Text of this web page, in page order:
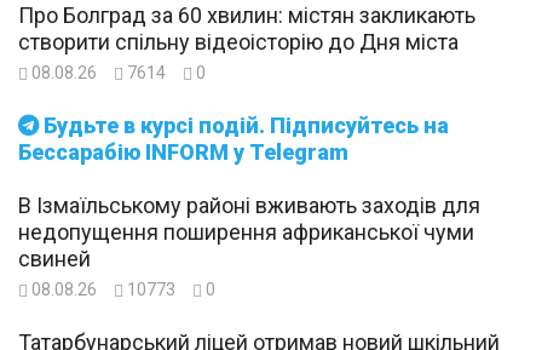
Будьте в курсі подій. Підписуйтесь на
Бессарабію INFORM у Telegram
Про Болград за 60 хвилин: містян закликають
створити спільну відеоісторію до Дня міста
08.08.26 7614 0
В Ізмаїльському районі вживають заходів для
недопущення поширення африканської чуми
свиней
08.08.26 10773 0
Татарбунарський ліцей отримав новий шкільний